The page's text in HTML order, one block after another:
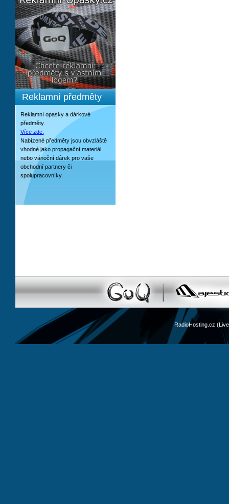
Reklamní předměty
Reklamní opasky a dárkové
předměty.
Více zde.
Nabízené předměty jsou obvzláště
vhodné jako propagační materiál
nebo vánoční dárek pro vaše
obchodní partnery či
spolupracovníky.
RadioHosting.cz